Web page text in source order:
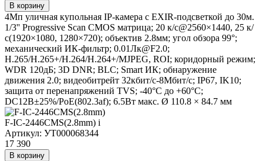
В корзину
4Мп уличная купольная IP-камера с EXIR-подсветкой до 30м.
1/3'' Progressive Scan CMOS матрица; 20 к/с@2560×1440, 25 к/
с(1920×1080, 1280×720); объектив 2.8мм; угол обзора 99°;
механический ИК-фильтр; 0.01Лк@F2.0;
H.265/H.265+/H.264/H.264+/MJPEG, ROI; коридорный режим;
WDR 120дБ; 3D DNR; BLC; Smart ИК; обнаружение
движения 2.0; видеобитрейт 32кбит/с-8Мбит/с; IP67, IK10;
защита от перенапряжений TVS; -40°C до +60°C;
DC12В±25%/PoE(802.3af); 6.5Вт макс. Ø 110.8 × 84.7 мм
F-IC-2446CMS(2.8mm) i
Артикул: УТ000068344
17 390
В корзину